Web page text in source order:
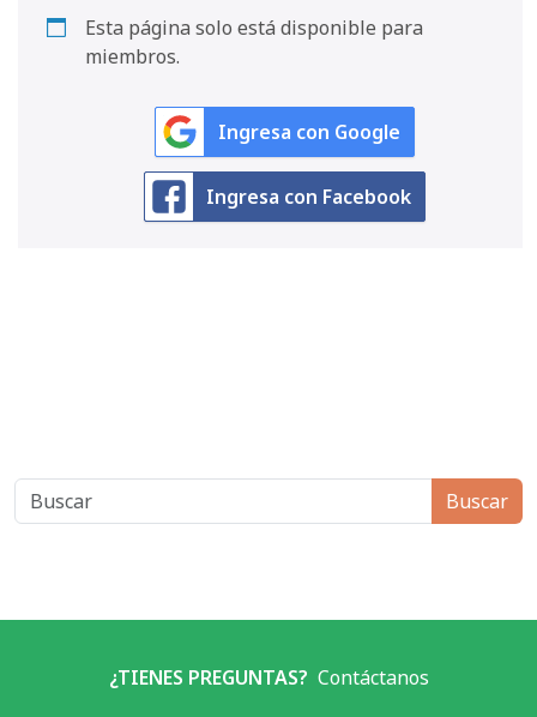
Esta página solo está disponible para
miembros.
Ingresa con Google
Ingresa con Facebook
Buscar
¿TIENES PREGUNTAS? Contáctanos